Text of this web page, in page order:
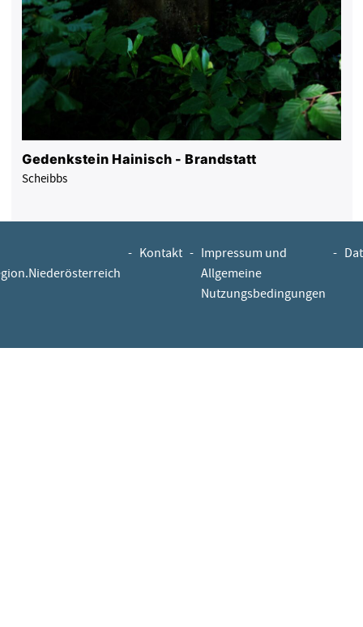
Gedenkstein Hainisch - Brandstatt
Scheibbs
- Kontakt - Impressum und
Allgemeine
Nutzungsbedingungen
-